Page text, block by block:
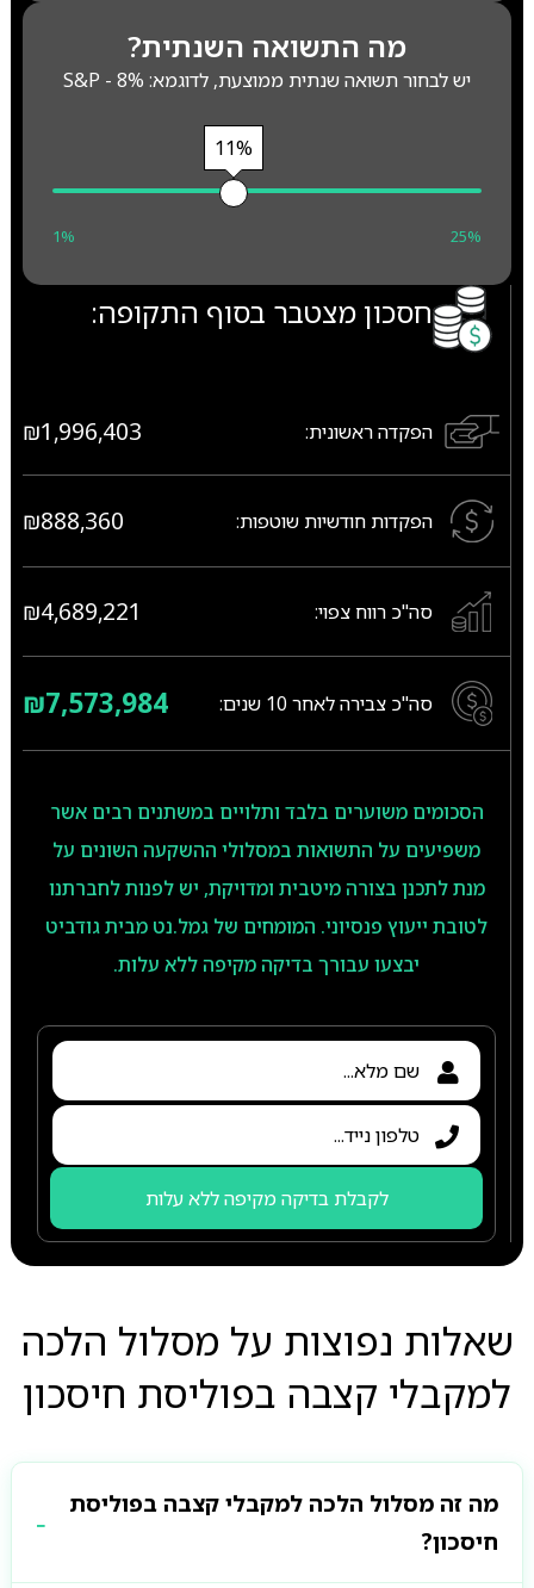
מה התשואה השנתית?
יש לבחור תשואה שנתית ממוצעת, לדוגמא: S&P - 8%
11%
1% 25%
חסכון מצטבר בסוף התקופה:
הפקדה ראשונית: ₪1,996,403
הפקדות חודשיות שוטפות: ₪888,360
סה"כ רווח צפוי: ₪4,689,221
סה"כ צבירה לאחר 10 שנים: ₪7,573,984
הסכומים משוערים בלבד ותלויים במשתנים רבים אשר
משפיעים על התשואות במסלולי ההשקעה השונים על
מנת לתכנן בצורה מיטבית ומדויקת, יש לפנות לחברתנו
לטובת ייעוץ פנסיוני. המומחים של גמל.נט מבית גודביט
יבצעו עבורך בדיקה מקיפה ללא עלות.
לקבלת בדיקה מקיפה ללא עלות
שאלות נפוצות על מסלול הלכה
למקבלי קצבה בפוליסת חיסכון
מה זה מסלול הלכה למקבלי קצבה בפוליסת
חיסכון?